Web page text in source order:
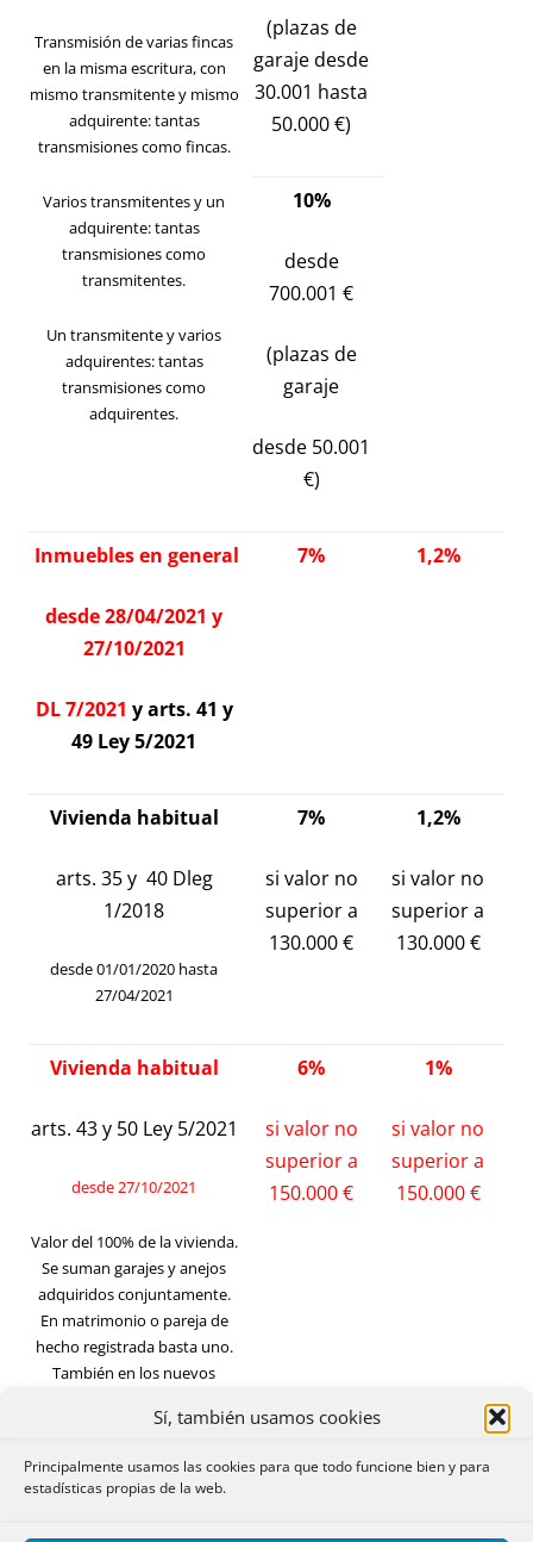
Sí, también usamos cookies
Principalmente usamos las cookies para que todo funcione bien y para
estadísticas propias de la web.
Transmisión de varias fincas
en la misma escritura, con
mismo transmitente y mismo
adquirente: tantas
transmisiones como fincas.
Varios transmitentes y un
adquirente: tantas
transmisiones como
transmitentes.
Un transmitente y varios
adquirentes: tantas
transmisiones como
adquirentes.
(plazas de
garaje desde
30.001 hasta
50.000 €)
10%
desde
700.001 €
(plazas de
garaje
desde 50.001
€)
Inmuebles en general
desde 28/04/2021 y
27/10/2021
DL 7/2021 yarts. 41 y
49 Ley 5/2021
7% 1,2%
Vivienda habitual
arts. 35 y 40 Dleg
1/2018
desde 01/01/2020 hasta
27/04/2021
7%
si valor no
superior a
130.000 €
1,2%
si valor no
superior a
130.000 €
Vivienda habitual
arts. 43 y 50 Ley 5/2021
desde 27/10/2021
Valor del 100% de la vivienda.
Se suman garajes y anejos
adquiridos conjuntamente.
En matrimonio o pareja de
hecho registrada basta uno.
También en los nuevos
vivienda habitual.
6%
si valor no
superior a
150.000 €
1%
si valor no
superior a
150.000 €
Vivienda habitual